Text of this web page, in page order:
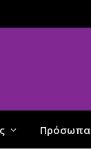
Πρόσωπα